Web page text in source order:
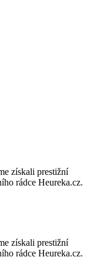
získali prestižní
rádce Heureka.cz.
získali prestižní
rádce Heureka.cz.